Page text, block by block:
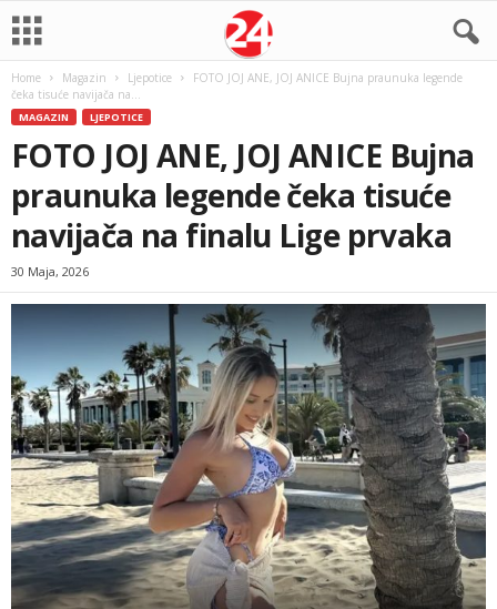
Home Magazin Ljepotice
FOTO JOJ ANE, JOJ ANICE Bujna praunuka legende
čeka tisuće navijača na...
MAGAZIN LJEPOTICE
FOTO JOJ ANE, JOJ ANICE Bujna
praunuka legende čeka tisuće
navijača na finalu Lige prvaka
30 Maja, 2026